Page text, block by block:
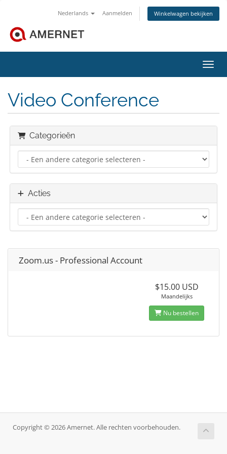
Nederlands Aanmelden Winkelwagen bekijken
Video Conference
Categorieën
Acties
Zoom.us - Professional Account
$15.00 USD
Maandelijks
Nu bestellen
Copyright © 2026 Amernet. Alle rechten voorbehouden.